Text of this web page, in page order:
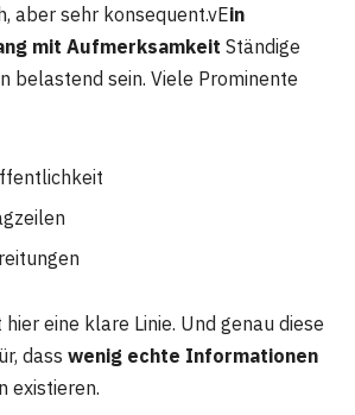
aber sehr konsequent.vEin
mit Aufmerksamkeit Ständige
belastend sein. Viele Prominente
eine klare Linie. Und genau diese
dass wenig echte Informationen
existieren.